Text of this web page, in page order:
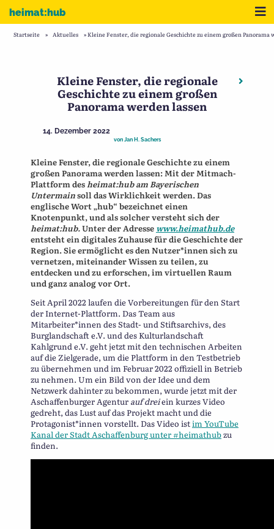
Zum Inhalt
heimat:hub
Startseite » Aktuelles »Kleine Fenster, die regionale Geschichte zu einem großen Panorama
Beitragsnavigation
Kleine Fenster, die regionale
Geschichte zu einem großen
Panorama werden lassen
14. Dezember 2022
von Jan H. Sachers
Kleine Fenster, die regionale Geschichte zu einem
großen Panorama werden lassen: Mit der Mitmach-
Plattform desheimat:hub am Bayerischen
Untermainsoll das Wirklichkeit werden. Das
englische Wort „hub“ bezeichnet einen
Knotenpunkt, und als solcher versteht sich der
heimat:hub.Unter der Adresse www.heimathub.de
entsteht ein digitales Zuhause für die Geschichte der
Region. Sie ermöglicht es den Nutzer*innen sich zu
vernetzen, miteinander Wissen zu teilen, zu
entdecken und zu erforschen, im virtuellen Raum
und ganz analog vor Ort.
Seit April 2022 laufen die Vorbereitungen für den Start
der Internet-Plattform. Das Team aus
Mitarbeiter*innen des Stadt- und Stiftsarchivs, des
Burglandschaft e.V. und des Kulturlandschaft
Kahlgrund e.V. geht jetzt mit den technischen Arbeiten
auf die Zielgerade, um die Plattform in den Testbetrieb
zu übernehmen und im Februar 2022 offiziell in Betrieb
zu nehmen. Um ein Bild von der Idee und dem
Netzwerk dahinter zu bekommen, wurde jetzt mit der
Aschaffenburger Agentur auf dreiein kurzes Video
gedreht, das Lust auf das Projekt macht und die
Protagonist*innen vorstellt. Das Video istim YouTube
Kanal der Stadt Aschaffenburg unter #heimathubzu
finden.